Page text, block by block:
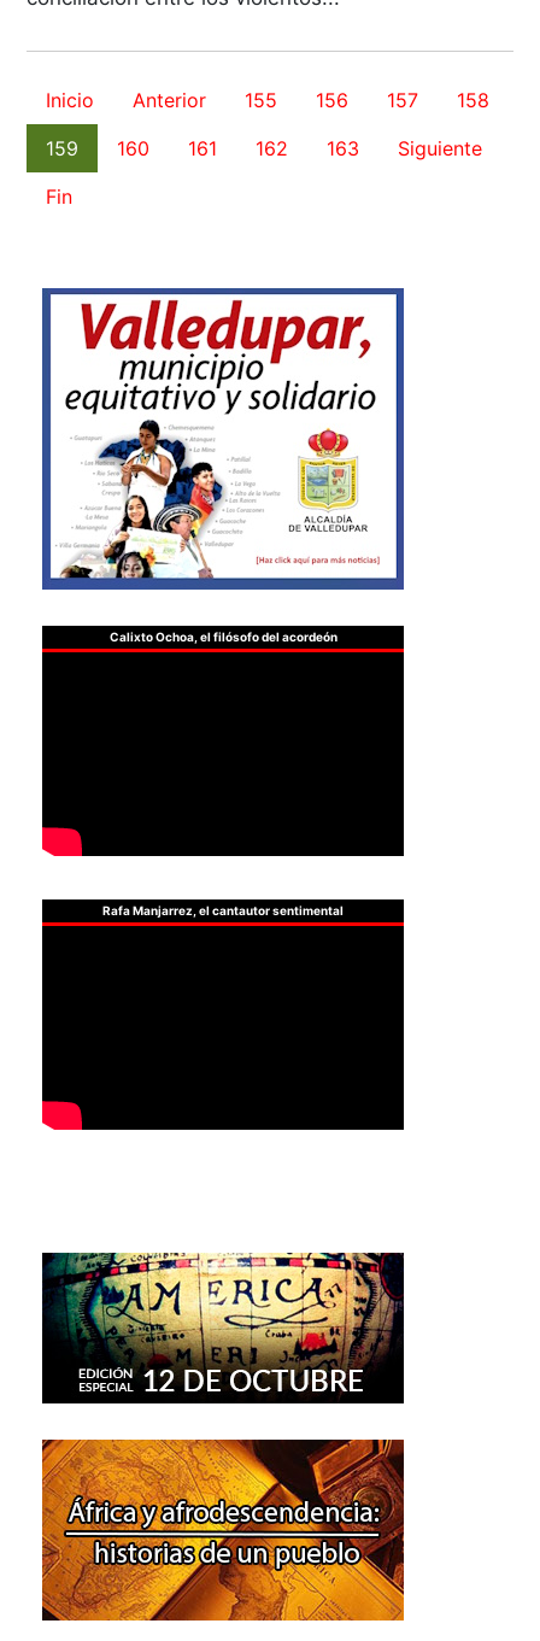
Inicio Anterior 155 156 157
158
159
160 161 162 163
Siguiente
Fin
Calixto Ochoa, el filósofo del acordeón
Rafa Manjarrez, el cantautor sentimental